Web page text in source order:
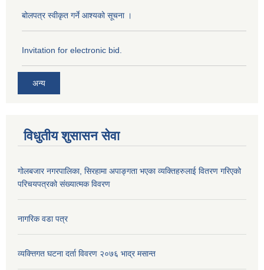
बोलपत्र स्वीकृत गर्ने आश्यको सूचना ।
Invitation for electronic bid.
अन्य
विधुतीय शुसासन सेवा
गोलबजार नगरपालिका, सिरहामा अपाङ्गता भएका व्यक्तिहरुलाई वितरण गरिएको
परिचयपत्रको संख्यात्मक विवरण
नागरिक वडा पत्र
व्यक्त्तिगत घटना दर्ता विवरण २०७६ भाद्र मसान्त